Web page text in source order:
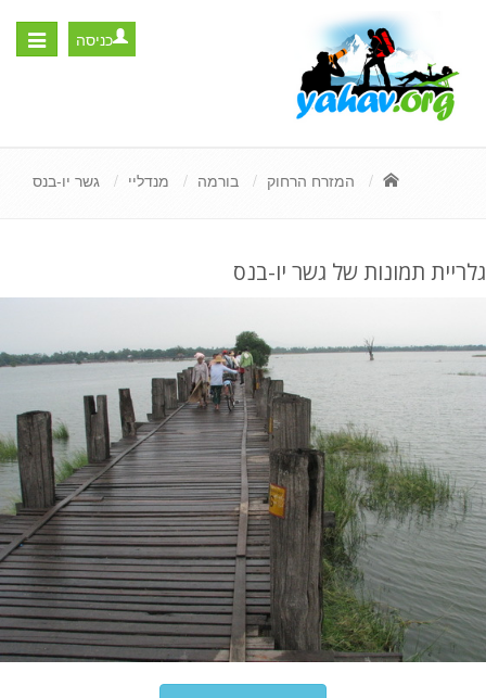
Toggle
כניסה
המזרח הרחוק בורמה מנדליי גשר יו-בנס
גלריית תמונות של גשר יו-בנס